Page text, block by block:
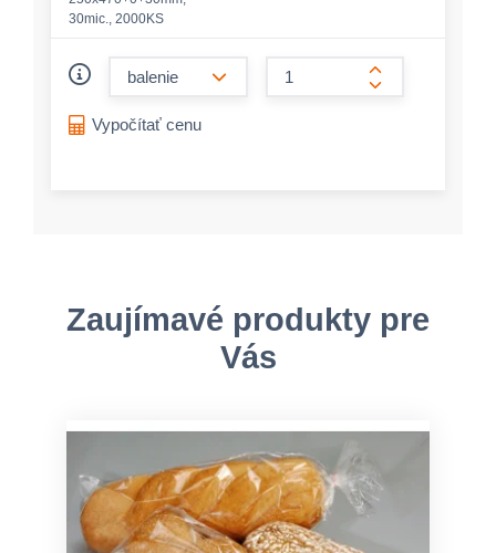
30mic., 2000KS
form.increase-
Vypočítať cenu
Zaujímavé produkty pre
Vás